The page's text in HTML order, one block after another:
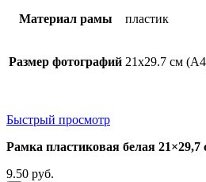
Материал рамы пластик
Размер фотографий 21х29.7 см
Быстрый просмотр
Рамка пластиковая белая 21×29,7
9.50 руб.